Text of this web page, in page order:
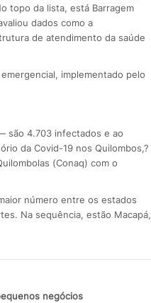
topo da lista, está Barragem
dados como a
de atendimento da saúde
implementado pelo
são 4.703 infectados e ao
da Covid-19 nos Quilombos,?
(Conaq) com o
número entre os estados
Na sequência, estão Macapá,
negócios